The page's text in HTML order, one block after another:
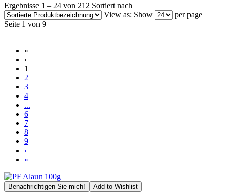
Ergebnisse 1 – 24 von 212 Sortiert nach
View as: Show
per page
Seite 1 von 9
«
‹
1
2
3
4
...
6
7
8
9
›
»
Benachrichtigen Sie mich! Add to Wishlist